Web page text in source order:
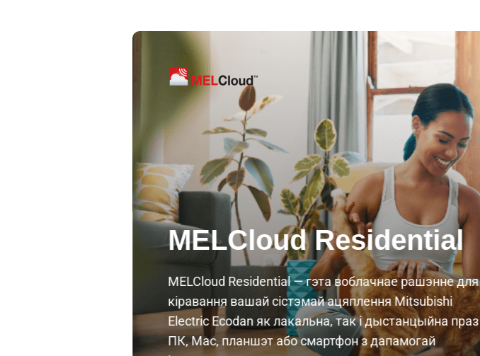
MELCloud Residential
MELCloud Residential — гэта воблачнае рашэнне для
кіравання вашай сістэмай ацяплення Mitsubishi
Electric Ecodan як лакальна, так і дыстанцыйна праз
ПК, Mac, планшэт або смартфон з дапамогай